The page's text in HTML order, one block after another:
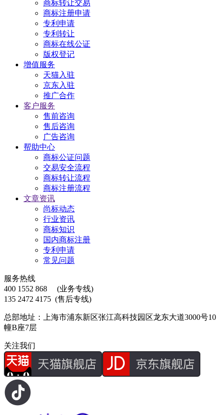
商标转让交易
商标注册申请
专利申请
专利转让
商标在线公证
版权登记
增值服务
天猫入驻
京东入驻
推广合作
客户服务
售前咨询
售后咨询
广告咨询
帮助中心
商标公证问题
交易安全流程
商标转让流程
商标注册流程
文章资讯
尚标动态
行业资讯
商标知识
国内商标注册
专利申请
常见问题
服务热线
400 1552 868
(业务专线)
135 2472 4175 (售后专线)
总部地址：上海市浦东新区张江高科技园区龙东大道3000号10
幢B座7层
关注我们